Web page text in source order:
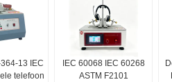
13 IEC
telefoon
IEC 60068 IEC 60268
ASTM F2101